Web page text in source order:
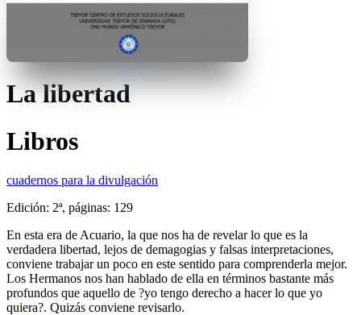
La libertad
Libros
cuadernos para la divulgación
Edición: 2ª, páginas: 129
En esta era de Acuario, la que nos ha de revelar lo que es la
verdadera libertad, lejos de demagogias y falsas interpretaciones,
conviene trabajar un poco en este sentido para comprenderla mejor.
Los Hermanos nos han hablado de ella en términos bastante más
profundos que aquello de ?yo tengo derecho a hacer lo que yo
quiera?. Quizás conviene revisarlo.